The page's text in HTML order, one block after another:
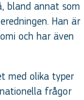
bland annat som
Han är
och har även
med olika typer
frågor